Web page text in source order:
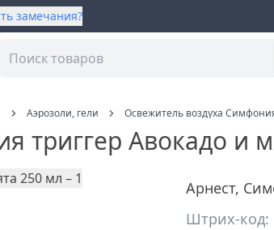
замечания?
Аэрозоли, гели Освежитель воздуха
триггер Авокадо и
Арнест,
Штрих-код: